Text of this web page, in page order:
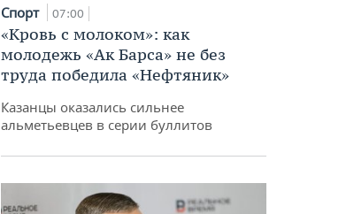
Спорт 07:00
«Кровь с молоком»: как
молодежь «Ак Барса» не без
труда победила «Нефтяник»
Казанцы оказались сильнее
альметьевцев в серии буллитов